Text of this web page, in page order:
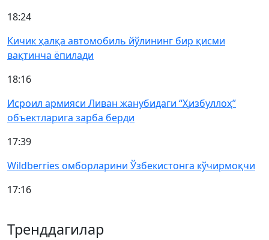
18:24
Кичик ҳалқа автомобиль йўлининг бир қисми
вақтинча ёпилади
18:16
Исроил армияси Ливан жанубидаги “Ҳизбуллоҳ”
объектларига зарба берди
17:39
Wildberries омборларини Ўзбекистонга кўчирмоқчи
17:16
Тренддагилар